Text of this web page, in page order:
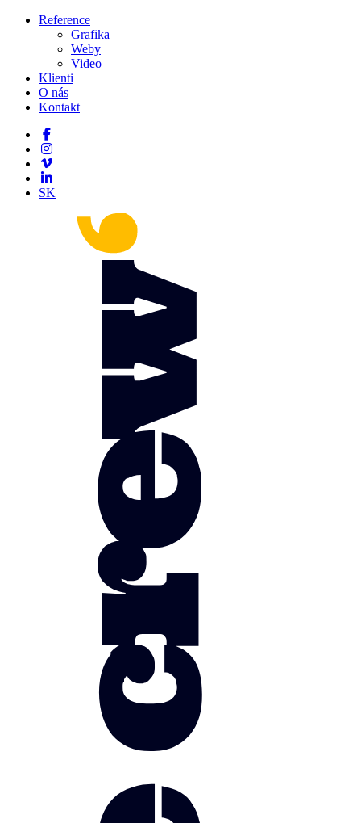
Reference
Grafika
Weby
Video
Klienti
O nás
Kontakt
SK